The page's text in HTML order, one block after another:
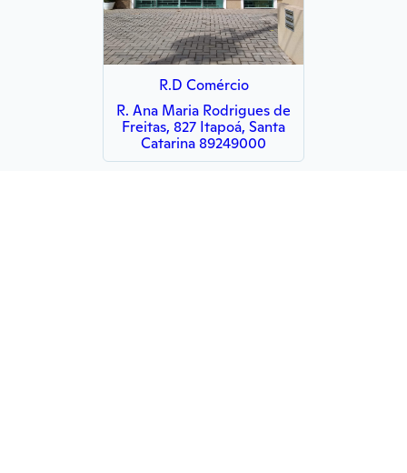
R.D Comércio
R. Ana Maria Rodrigues de
Freitas, 827 Itapoá, Santa
Catarina 89249000